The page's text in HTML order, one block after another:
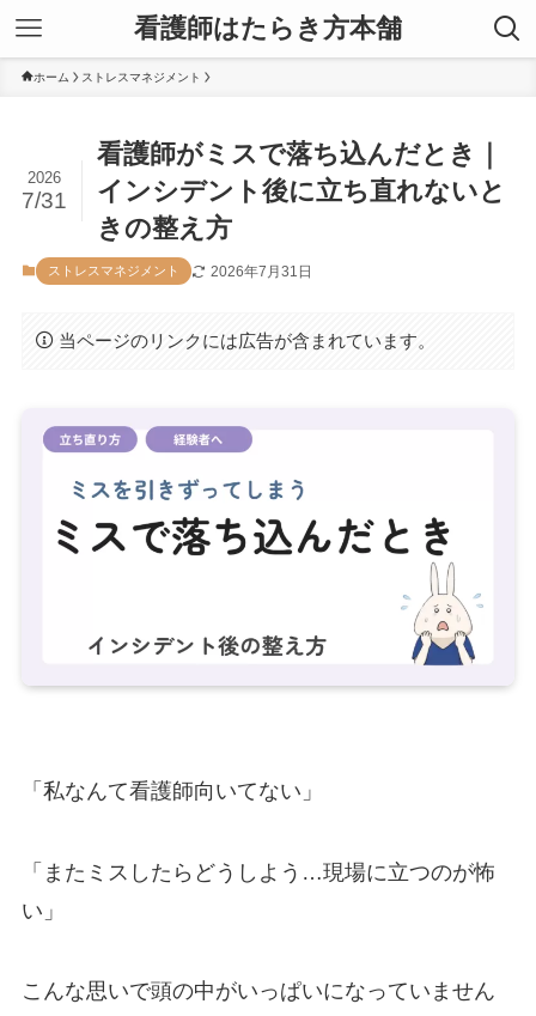
看護師はたらき方本舗
ホーム ストレスマネジメント
看護師がミスで落ち込んだとき｜
インシデント後に立ち直れないと
きの整え方
2026
7/31
ストレスマネジメント 2026年7月31日
当ページのリンクには広告が含まれています。
「私なんて看護師向いてない」
「またミスしたらどうしよう…現場に立つのが怖
い」
こんな思いで頭の中がいっぱいになっていません